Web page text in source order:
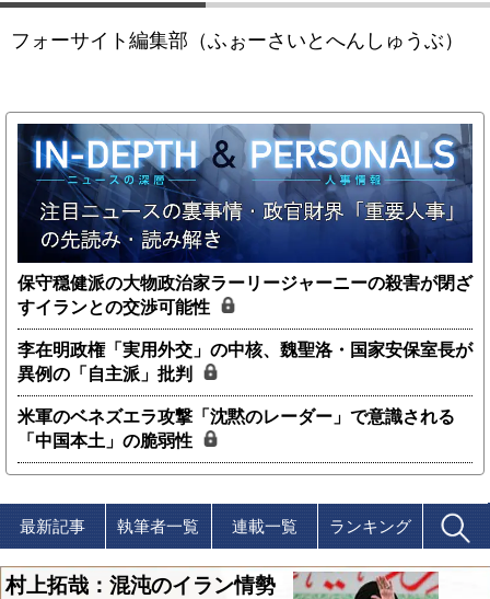
フォーサイト編集部（ふぉーさいとへんしゅうぶ）
保守穏健派の大物政治家ラーリージャーニーの殺害が閉ざ
すイランとの交渉可能性
李在明政権「実用外交」の中核、魏聖洛・国家安保室長が
異例の「自主派」批判
米軍のベネズエラ攻撃「沈黙のレーダー」で意識される
「中国本土」の脆弱性
最新記事 執筆者一覧 連載一覧 ランキング
村上拓哉：混沌のイラン情勢